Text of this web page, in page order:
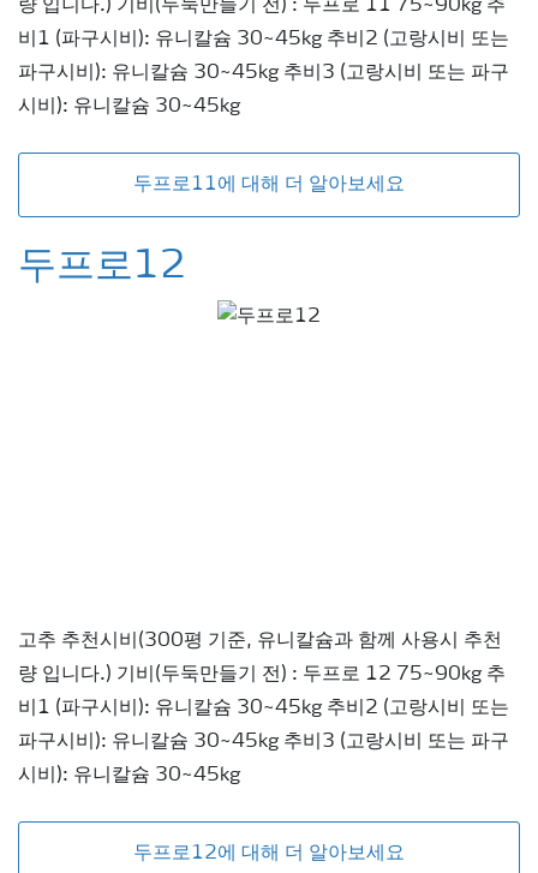
량 입니다.) 기비(두둑만들기 전) : 두프로 11 75~90kg 추
비1 (파구시비): 유니칼슘 30~45kg 추비2 (고랑시비 또는
파구시비): 유니칼슘 30~45kg 추비3 (고랑시비 또는 파구
시비): 유니칼슘 30~45kg
두프로11에 대해 더 알아보세요
두프로12
고추 추천시비(300평 기준, 유니칼슘과 함께 사용시 추천
량 입니다.) 기비(두둑만들기 전) : 두프로 12 75~90kg 추
비1 (파구시비): 유니칼슘 30~45kg 추비2 (고랑시비 또는
파구시비): 유니칼슘 30~45kg 추비3 (고랑시비 또는 파구
시비): 유니칼슘 30~45kg
두프로12에 대해 더 알아보세요